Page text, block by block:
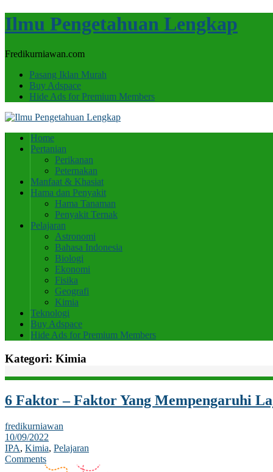
Ilmu Pengetahuan Lengkap
Fredikurniawan.com
Pasang Iklan Murah
Buy Adspace
Hide Ads for Premium Members
Home
Pertanian
Perikanan
Peternakan
Manfaat & Khasiat
Hama dan Penyakit
Hama Tanaman
Penyakit Ternak
Pelajaran
Astronomi
Bahasa Indonesia
Biologi
Ekonomi
Fisika
Geografi
Kimia
Teknologi
Buy Adspace
Hide Ads for Premium Members
Kategori: Kimia
6 Faktor – Faktor Yang Mempengaruhi
fredikurniawan
10/09/2022
IPA, Kimia, Pelajaran
Comments